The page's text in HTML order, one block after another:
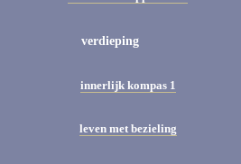
verdieping
innerlijk kompas 1
leven met bezieling